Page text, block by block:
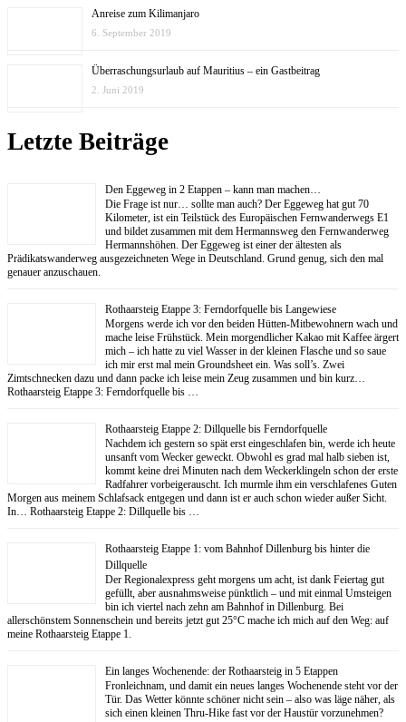
Anreise zum Kilimanjaro
6. September 2019
Überraschungsurlaub auf Mauritius – ein Gastbeitrag
2. Juni 2019
Letzte Beiträge
Den Eggeweg in 2 Etappen – kann man machen…
Die Frage ist nur… sollte man auch? Der Eggeweg hat gut 70
Kilometer, ist ein Teilstück des Europäischen Fernwanderwegs E1
und bildet zusammen mit dem Hermannsweg den Fernwanderweg
Hermannshöhen. Der Eggeweg ist einer der ältesten als
Prädikatswanderweg ausgezeichneten Wege in Deutschland. Grund genug, sich den mal
genauer anzuschauen.
Rothaarsteig Etappe 3: Ferndorfquelle bis Langewiese
Morgens werde ich vor den beiden Hütten-Mitbewohnern wach und
mache leise Frühstück. Mein morgendlicher Kakao mit Kaffee ärgert
mich – ich hatte zu viel Wasser in der kleinen Flasche und so saue
ich mir erst mal mein Groundsheet ein. Was soll’s. Zwei
Zimtschnecken dazu und dann packe ich leise mein Zeug zusammen und bin kurz…
Rothaarsteig Etappe 3: Ferndorfquelle bis …
Rothaarsteig Etappe 2: Dillquelle bis Ferndorfquelle
Nachdem ich gestern so spät erst eingeschlafen bin, werde ich heute
unsanft vom Wecker geweckt. Obwohl es grad mal halb sieben ist,
kommt keine drei Minuten nach dem Weckerklingeln schon der erste
Radfahrer vorbeigerauscht. Ich murmle ihm ein verschlafenes Guten
Morgen aus meinem Schlafsack entgegen und dann ist er auch schon wieder außer Sicht.
In… Rothaarsteig Etappe 2: Dillquelle bis …
Rothaarsteig Etappe 1: vom Bahnhof Dillenburg bis hinter die
Dillquelle
Der Regionalexpress geht morgens um acht, ist dank Feiertag gut
gefüllt, aber ausnahmsweise pünktlich – und mit einmal Umsteigen
bin ich viertel nach zehn am Bahnhof in Dillenburg. Bei
allerschönstem Sonnenschein und bereits jetzt gut 25°C mache ich mich auf den Weg: auf
meine Rothaarsteig Etappe 1.
Ein langes Wochenende: der Rothaarsteig in 5 Etappen
Fronleichnam, und damit ein neues langes Wochenende steht vor der
Tür. Das Wetter könnte schöner nicht sein – also was läge näher, als
sich einen kleinen Thru-Hike fast vor der Haustür vorzunehmen?